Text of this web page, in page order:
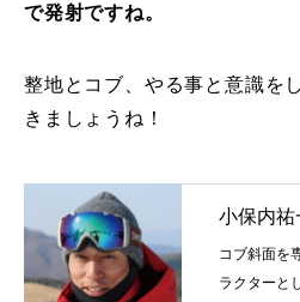
よくある質問
レッスン内容について
お申し込みについて
動画で学ぶ
で発射ですね。
整地とコブ、やる事と意識を
きましょうね！
小保内祐
コブ斜面を
ラクターと